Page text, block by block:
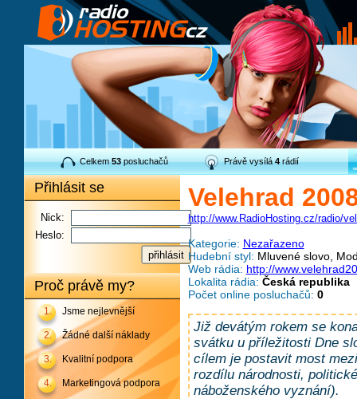
Celkem53posluchačů Právě vysílá4rádií
Přihlásit se
Nick:
Heslo:
Proč právě my?
1. Jsme nejlevnější
2. Žádné další náklady
3. Kvalitní podpora
4. Marketingová podpora
Velehrad
http://www.RadioHosting.cz/radio/
Kategorie: Nezařazeno
Hudební styl: Mluvené slovo,
Web rádia: http://
Lokalita rádia: Česká republika
Počet online posluchačů: 0
Již devátým rokem se
svátku u příležitosti Dne
cílem je postavit most
rozdílu národnosti,
náboženského vyznání).